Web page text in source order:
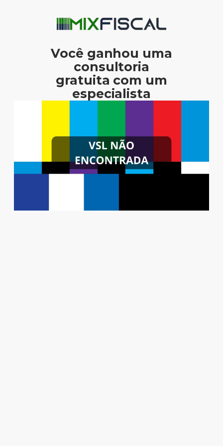
Você ganhou uma
consultoria
gratuita com um
especialista